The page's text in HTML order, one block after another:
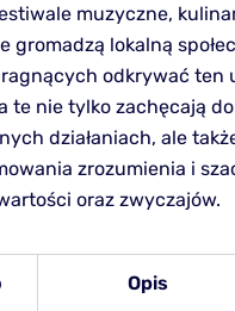
muzyczne,
gromadzą lokalną
odkrywać ten
te nie tylko zachęcają
działaniach, ale
zrozumienia i
oraz zwyczajów.
Opis